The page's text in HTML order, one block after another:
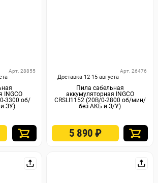
Арт. 28855
INGCO
3300 об/
ЗУ)
Доставка 12-15 августа
Арт. 26476
Пила сабельная
аккумуляторная INGCO
CRSLI1152 (20В/0-2800 об/мин/
без АКБ и З/У)
5 890₽